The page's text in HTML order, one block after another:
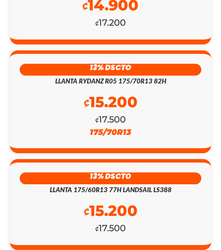
₡17.200
₡14.900
13% DSCTO
LLANTA RYDANZ R05 175/70R13 82H
₡17.500
₡15.200
175/70R13
13% DSCTO
LLANTA 175/60R13 77H LANDSAIL LS388
₡17.500
₡15.200
ORIGINAL
ERA:
₡431.300.
ACTUAL
ES:
₡125.000.